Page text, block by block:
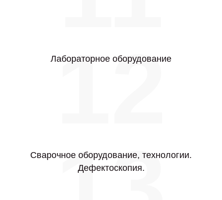
Лабораторное оборудование
12
Сварочное оборудование, технологии.
Дефектоскопия.